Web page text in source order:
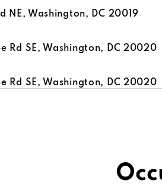
NE, Washington, DC 20019
Rd SE, Washington, DC 20020
Rd SE, Washington, DC 20020